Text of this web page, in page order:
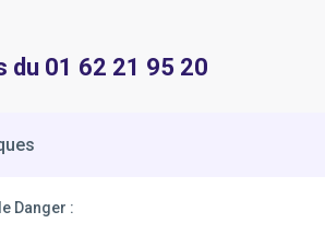
du 01 62 21 95 20
Danger :